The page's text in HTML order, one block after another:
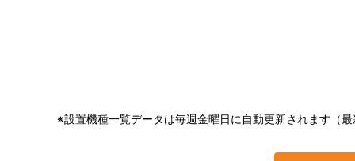
※設置機種一覧データは毎週金曜日に自動更新されます（